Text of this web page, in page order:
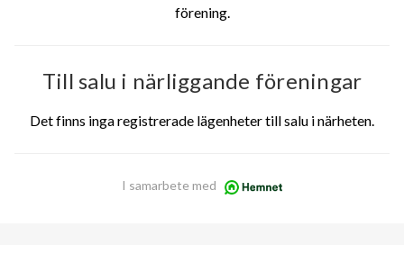
förening.
Till salu i närliggande föreningar
Det finns inga registrerade lägenheter till salu i närheten.
I samarbete med